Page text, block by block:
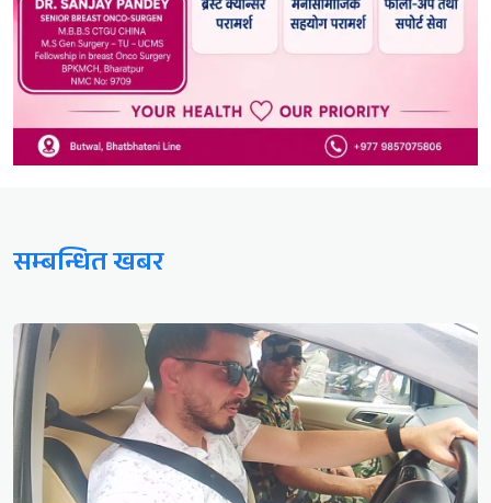
सम्बन्धित खबर